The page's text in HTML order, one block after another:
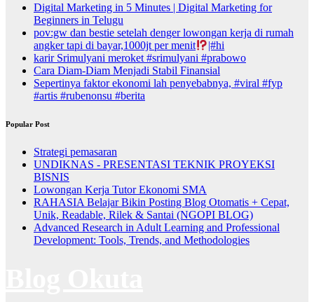
Digital Marketing in 5 Minutes | Digital Marketing for
Beginners in Telugu
pov:gw dan bestie setelah denger lowongan kerja di rumah
angker tapi di bayar,1000jt per menit
|#hi
karir Srimulyani meroket #srimulyani #prabowo
Cara Diam-Diam Menjadi Stabil Finansial
Sepertinya faktor ekonomi lah penyebabnya, #viral #fyp
#artis #rubenonsu #berita
Popular Post
Strategi pemasaran
UNDIKNAS - PRESENTASI TEKNIK PROYEKSI
BISNIS
Lowongan Kerja Tutor Ekonomi SMA
RAHASIA Belajar Bikin Posting Blog Otomatis + Cepat,
Unik, Readable, Rilek & Santai (NGOPI BLOG)
Advanced Research in Adult Learning and Professional
Development: Tools, Trends, and Methodologies